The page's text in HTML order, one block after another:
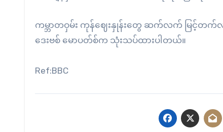
ကမ္ဘာတဝှမ်း ကုန်ဈေးနှုန်းတွေ ဆက်လက် မြင့်တက်
ဒေးဗစ် မောပတ်စ်က သုံးသပ်ထားပါတယ်။
Ref:BBC